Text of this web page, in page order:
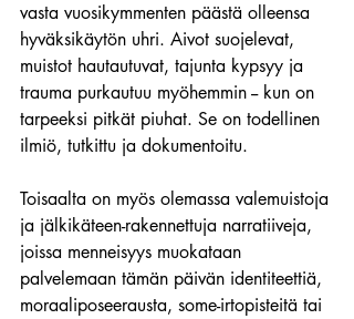
vasta vuosikymmenten päästä olleensa
hyväksikäytön uhri. Aivot suojelevat,
muistot hautautuvat, tajunta kypsyy ja
trauma purkautuu myöhemmin -- kun on
tarpeeksi pitkät piuhat. Se on todellinen
ilmiö, tutkittu ja dokumentoitu.
Toisaalta on myös olemassa valemuistoja
ja jälkikäteen-rakennettuja narratiiveja,
joissa menneisyys muokataan
palvelemaan tämän päivän identiteettiä,
moraaliposeerausta, some-irtopisteitä tai